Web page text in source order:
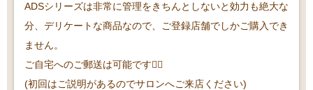
ADSシリーズは非常に管理をきちんとしないと効力も絶大な
分、デリケートな商品なので、ご登録店舗でしかご購入でき
ません。
ご自宅へのご郵送は可能です🙆‍♀️
(初回はご説明があるのでサロンへご来店ください)